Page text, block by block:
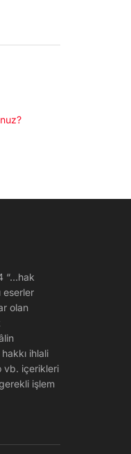
“…hak
eserler
olan
ihlali
vb. içerikleri
işlem